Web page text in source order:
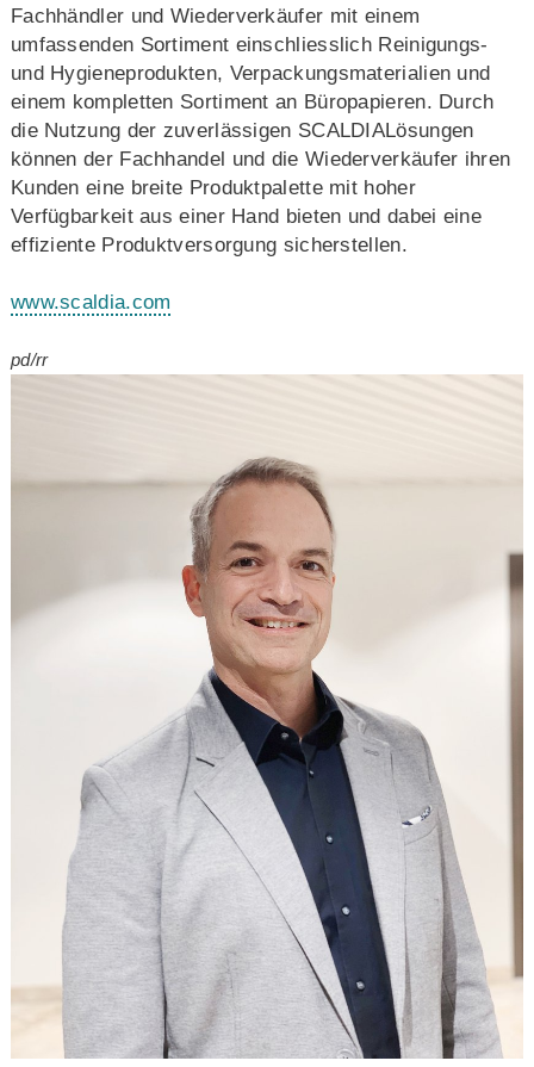
Fachhändler und Wiederverkäufer mit einem
umfassenden Sortiment einschliesslich Reinigungs-
und Hygieneprodukten, Verpackungsmaterialien und
einem kompletten Sortiment an Büropapieren. Durch
die Nutzung der zuverlässigen SCALDIALösungen
können der Fachhandel und die Wiederverkäufer ihren
Kunden eine breite Produktpalette mit hoher
Verfügbarkeit aus einer Hand bieten und dabei eine
effiziente Produktversorgung sicherstellen.
www.scaldia.com
pd/rr